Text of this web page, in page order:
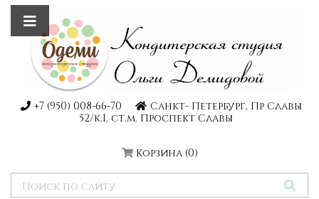
+7 (950) 008-66-70
Санкт- Петербург, Пр Славы
52/к.1, ст.м. Проспект Славы
Корзина (0)